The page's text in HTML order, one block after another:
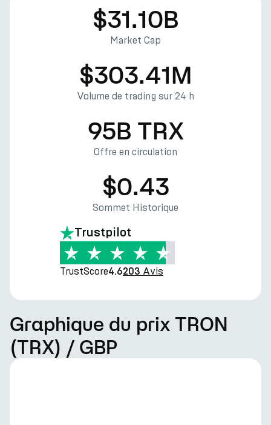
$31.10B
Market Cap
$303.41M
Volume de trading sur 24 h
95B TRX
Offre en circulation
$0.43
Sommet Historique
Trustpilot
TrustScore4.6203 Avis
Graphique du prix TRON
(TRX) / GBP